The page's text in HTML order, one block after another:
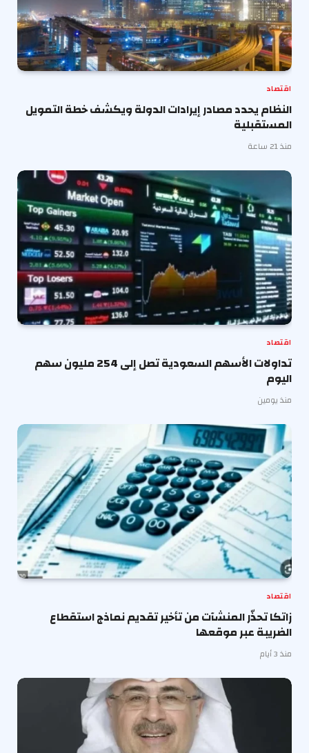
اقتصاد
النظام يحدد مصادر إيرادات الدولة ويكشف خطة التمويل
المستقبلية
منذ 21 ساعة
اقتصاد
تداولات الأسهم السعودية تصل إلى 254 مليون سهم
اليوم
منذ يومين
اقتصاد
زاتكا تحذّر المنشآت من تأخير تقديم نماذج استقطاع
الضريبة عبر موقعها
منذ 3 أيام